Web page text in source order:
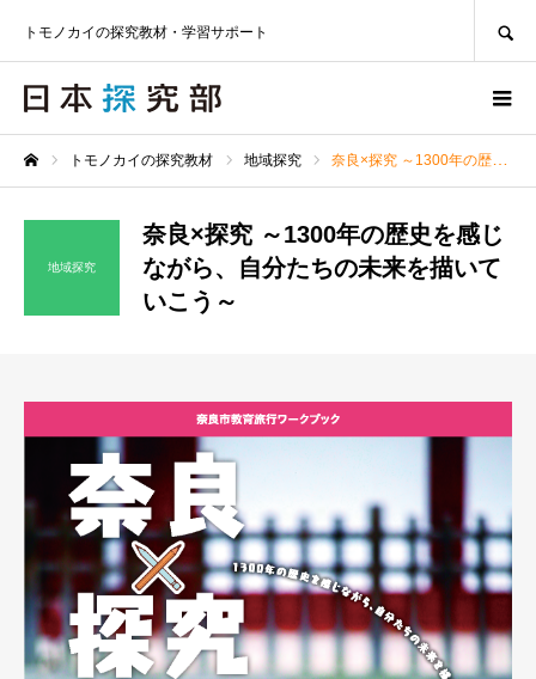
トモノカイの探究教材・学習サポート
トモノカイの探究教材 地域探究 奈良×探究 ～1300年の歴史を感じながら、自分たちの未来を描いていこう～
地域探究
奈良×探究 ～1300年の歴史を感じ
ながら、自分たちの未来を描いて
いこう～